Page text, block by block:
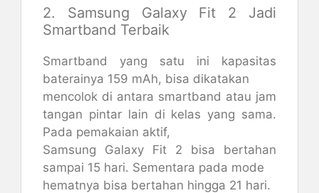
2. Samsung Galaxy Fit 2 Jadi
Smartband Terbaik
Smartband yang satu ini kapasitas
baterainya 159 mAh, bisa dikatakan
mencolok di antara smartband atau jam
tangan pintar lain di kelas yang sama.
Pada pemakaian aktif,
Samsung Galaxy Fit 2 bisa bertahan
sampai 15 hari. Sementara pada mode
hematnya bisa bertahan hingga 21 hari.